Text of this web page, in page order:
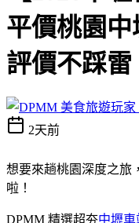
平價桃園
評價不踩雷
2天前
想要來趟桃園深度之旅
啦！
DPMM 精選超夯中壢車